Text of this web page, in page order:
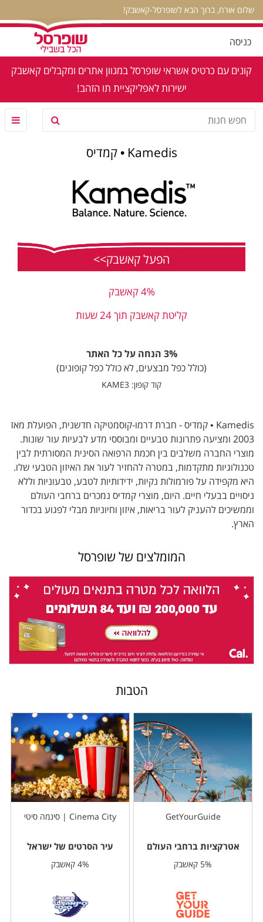
שלום אורח, ברוך הבא לשופרסל-קאשבק!
כניסה
קונים עם כרטיס אשראי שופרסל במגוון אתרים ומקבלים קאשבק
ישירות לאפליקציית תו הזהב!
Kamedis • קמדיס
הפעל קאשבק>>
4% קאשבק
קליטת קאשבק תוך 24 שעות
3% הנחה על כל האתר
(כולל כפל מבצעים, לא כולל כפל קופונים)
קוד קופון: KAME3
Kamedis • קמדיס - חברת דרמו-קוסמטיקה חדשנית, הפועלת מאז
2003 ומציעה פתרונות טבעיים ומבוססי מדע לבעיות עור שונות.
מוצרי החברה משלבים בין חכמת הרפואה הסינית המסורתית לבין
טכנולוגיות מתקדמות, במטרה להחזיר לעור את האיזון הטבעי שלו.
היא מקפידה על פורמולות נקיות, ידידותיות לטבע, טבעוניות וללא
ניסויים בבעלי חיים. היום, מוצרי קמדיס נמכרים ברחבי העולם
וממשיכים להעניק לעור בריאות, איזון וחיוניות מבלי לפגוע בכדור
הארץ.
המומלצים של שופרסל
הטבות
GetYourGuide
אטרקציות ברחבי העולם
5% קאשבק
Cinema City | סינמה סיטי
עיר הסרטים של ישראל
4% קאשבק